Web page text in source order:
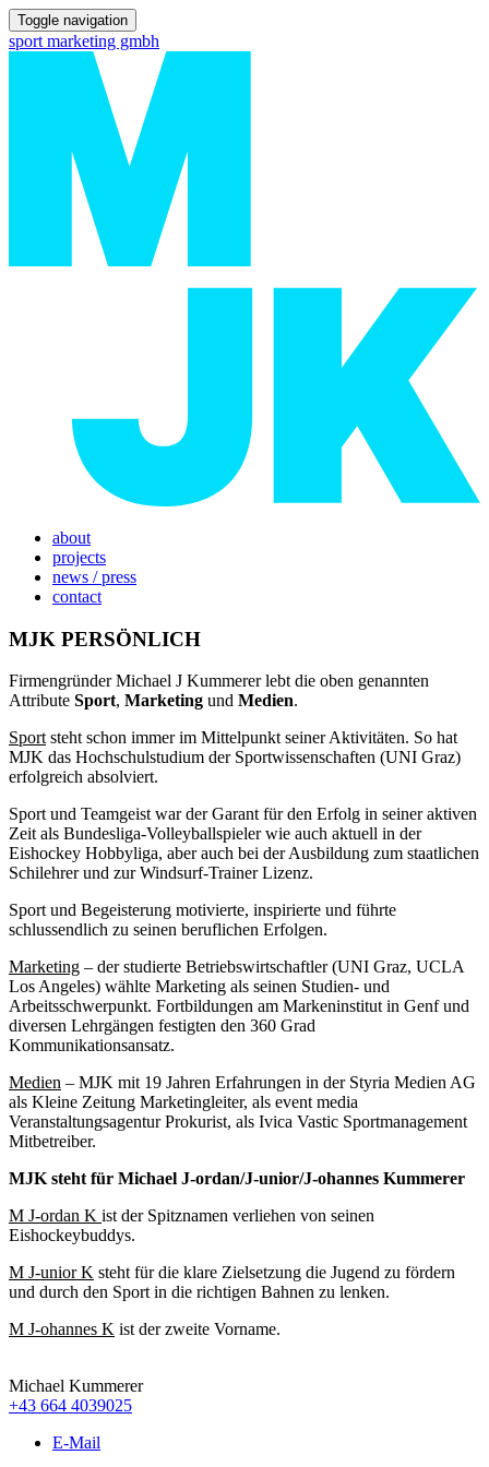
Toggle navigation
sport marketing gmbh
about
projects
news / press
contact
MJK PERSÖNLICH
Firmengründer Michael J Kummerer lebt die oben genannten
Attribute Sport, Marketing und Medien.
Sportsteht schon immer im Mittelpunkt seiner Aktivitäten. So hat
MJK das Hochschulstudium der Sportwissenschaften (UNI Graz)
erfolgreich absolviert.
Sport und Teamgeist war der Garant für den Erfolg in seiner aktiven
Zeit als Bundesliga-Volleyballspieler wie auch aktuell in der
Eishockey Hobbyliga, aber auch bei der Ausbildung zum staatlichen
Schilehrer und zur Windsurf-Trainer Lizenz.
Sport und Begeisterung motivierte, inspirierte und führte
schlussendlich zu seinen beruflichen Erfolgen.
Marketing – der studierte Betriebswirtschaftler (UNI Graz, UCLA
Los Angeles) wählte Marketing als seinen Studien- und
Arbeitsschwerpunkt. Fortbildungen am Markeninstitut in Genf und
diversen Lehrgängen festigten den 360 Grad
Kommunikationsansatz.
Medien – MJK mit 19 Jahren Erfahrungen in der Styria Medien AG
als Kleine Zeitung Marketingleiter, als event media
Veranstaltungsagentur Prokurist, als Ivica Vastic Sportmanagement
Mitbetreiber.
MJK steht für Michael J-ordan/J-unior/J-ohannes Kummerer
M J-ordan K ist der Spitznamen verliehen von seinen
Eishockeybuddys.
M J-unior K steht für die klare Zielsetzung die Jugend zu fördern
und durch den Sport in die richtigen Bahnen zu lenken.
M J-ohannes K ist der zweite Vorname.
Michael Kummerer
+43 664 4039025
E-Mail